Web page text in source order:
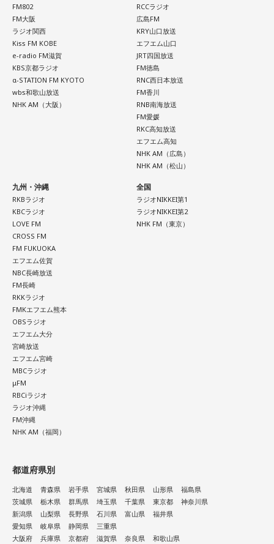
FM802
FM大阪
ラジオ関西
Kiss FM KOBE
e-radio FM滋賀
KBS京都ラジオ
α-STATION FM KYOTO
wbs和歌山放送
NHK AM（大阪）
RCCラジオ
広島FM
KRY山口放送
エフエム山口
JRT四国放送
FM徳島
RNC西日本放送
FM香川
RNB南海放送
FM愛媛
RKC高知放送
エフエム高知
NHK AM（広島）
NHK AM（松山）
九州・沖縄
RKBラジオ
KBCラジオ
LOVE FM
CROSS FM
FM FUKUOKA
エフエム佐賀
NBC長崎放送
FM長崎
RKKラジオ
FMKエフエム熊本
OBSラジオ
エフエム大分
宮崎放送
エフエム宮崎
MBCラジオ
μFM
RBCiラジオ
ラジオ沖縄
FM沖縄
NHK AM（福岡）
全国
ラジオNIKKEI第1
ラジオNIKKEI第2
NHK FM（東京）
都道府県別
北海道 青森県 岩手県 宮城県 秋田県 山形県
福島県
茨城県
栃木県 群馬県 埼玉県 千葉県 東京都
神奈川県
新潟県
山梨県 長野県 石川県 富山県
福井県
愛知県
岐阜県 静岡県
三重県
大阪府
兵庫県 京都府 滋賀県 奈良県 和歌山県